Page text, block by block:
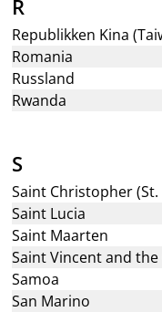
R
Republikken Kina
Romania
Russland
Rwanda
S
Saint Christopher
Saint Lucia
Saint Maarten
Saint Vincent and
Samoa
San Marino